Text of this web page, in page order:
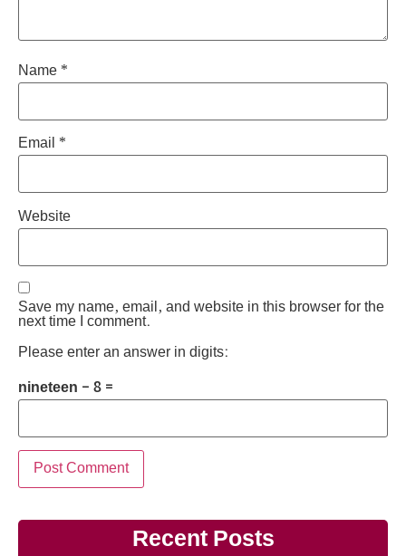
Name *
Email *
Website
Save my name, email, and website in this browser for the
next time I comment.
Please enter an answer in digits:
nineteen − 8 =
Recent Posts